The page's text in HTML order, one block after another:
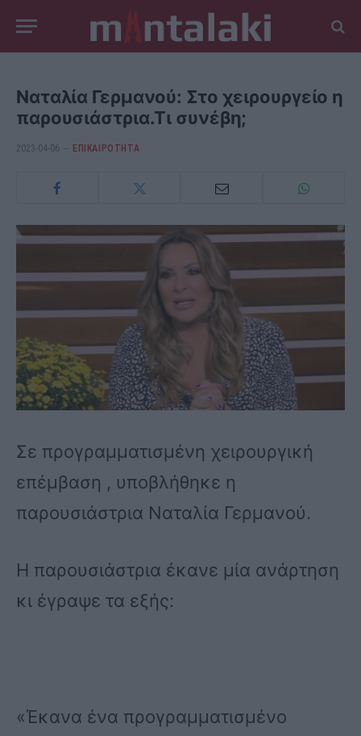
Ναταλία Γερμανού: Στο χειρουργείο η
παρουσιάστρια.Τι συνέβη;
2023-04-06 ΕΠΙΚΑΙΡΟΤΗΤΑ
Σε προγραμματισμένη χειρουργική
επέμβαση , υποβλήθηκε η
παρουσιάστρια Ναταλία Γερμανού.
Η παρουσιάστρια έκανε μία ανάρτηση
κι έγραψε τα εξής:
«Έκανα ένα προγραμματισμένο